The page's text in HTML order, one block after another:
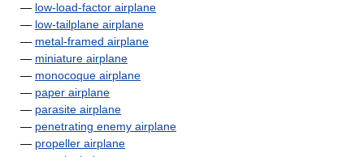
— low-load-factor airplane
— low-tailplane airplane
— metal-framed airplane
— miniature airplane
— monocoque airplane
— paper airplane
— parasite airplane
— penetrating enemy airplane
— propeller airplane